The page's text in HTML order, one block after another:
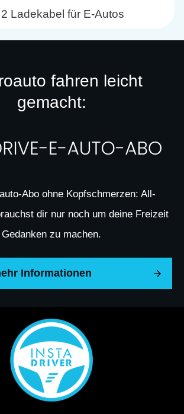
Ladekabel für E-Autos
fahren leicht
gemacht:
Abo ohne Kopfschmerzen: All-
dir nur noch um deine Freizeit
Gedanken zu machen.
Informationen